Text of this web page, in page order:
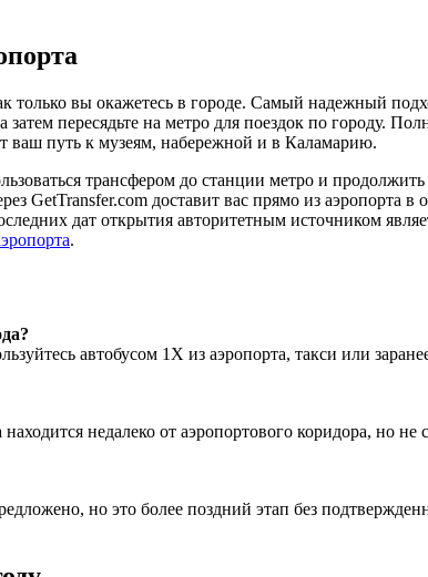
вы окажетесь в городе. Самый надежный
пересядьте на метро для поездок по городу.
ваш путь к музеям, набережной и в Каламарию.
трансфером до станции метро и
GetTransfer.com доставит вас прямо из
дат открытия авторитетным источником
.
автобусом 1X из аэропорта, такси или
недалеко от аэропортового коридора, но не
но это более поздний этап без